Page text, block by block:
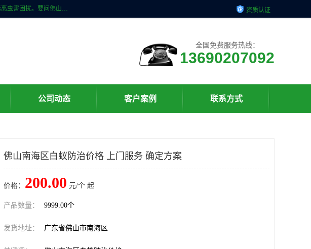
佛山儒创有害生物防治有限公司是一家佛山南海区杀虫公司、佛山除四害公司、佛山灭白蚁公司、佛山白蚁防治公司，让您远离虫害困扰。要问佛山白蚁防治哪家好？佛山儒创有害生物防治有限公司全佛山、广州，正规公司，上门勘查，可靠，售后有保障。 资质认证
全国免费服务热线：
13690207092
公司动态 客户案例 联系方式
佛山南海区白蚁防治价格 上门服务 确定方案
价格： 200.00 元/个 起
产品数量： 9999.00个
发货地址： 广东省佛山市南海区